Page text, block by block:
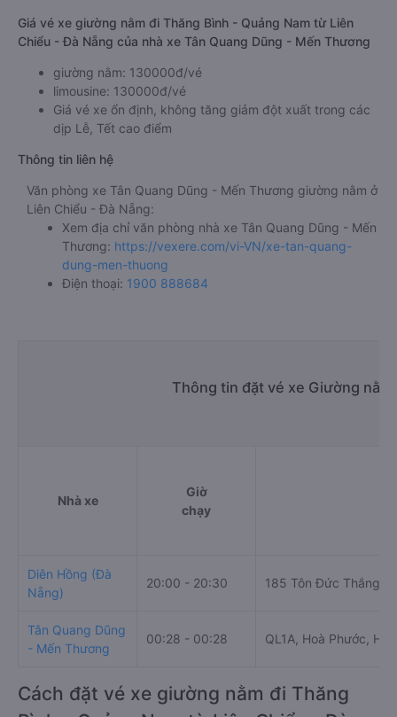
Giá vé xe giường nằm đi Thăng Bình - Quảng Nam từ Liên
Chiểu - Đà Nẵng của nhà xe Tân Quang Dũng - Mến Thương
giường nằm: 130000đ/vé
limousine: 130000đ/vé
Giá vé xe ổn định, không tăng giảm đột xuất trong các
dịp Lễ, Tết cao điểm
Thông tin liên hệ
Văn phòng xe Tân Quang Dũng - Mến Thương giường nằm ở
Liên Chiểu - Đà Nẵng:
Xem địa chỉ văn phòng nhà xe Tân Quang Dũng - Mến
Thương: https://vexere.com/vi-VN/xe-tan-quang-
dung-men-thuong
Điện thoại: 1900 888684
Thông tin đặt vé xe Giường
Nhà xe
Giờ
chạy
Diên Hồng (Đà
Nẵng)
20:00 - 20:30 185 Tôn Đức Thắng
Tân Quang Dũng
- Mến Thương
00:28 - 00:28 QL1A, Hoà Phước,
Cách đặt vé xe giường nằm đi Thăng